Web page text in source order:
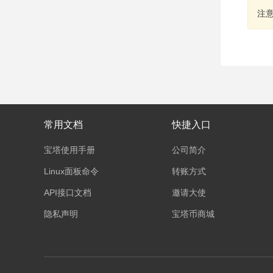
注
常用文档
宝塔使用手册
Linux面板命令
API接口文档
隐私声明
快捷入口
公司简介
转账方式
邀请大使
宝塔币商城